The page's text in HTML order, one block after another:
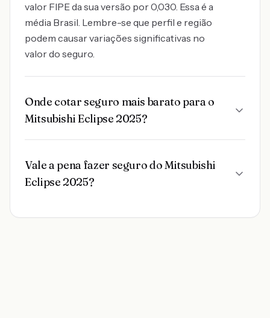
valor FIPE da sua versão por 0,030. Essa é a
média Brasil. Lembre-se que perfil e região
podem causar variações significativas no
valor do seguro.
Onde cotar seguro mais barato para o
Mitsubishi Eclipse 2025?
Vale a pena fazer seguro do Mitsubishi
Eclipse 2025?